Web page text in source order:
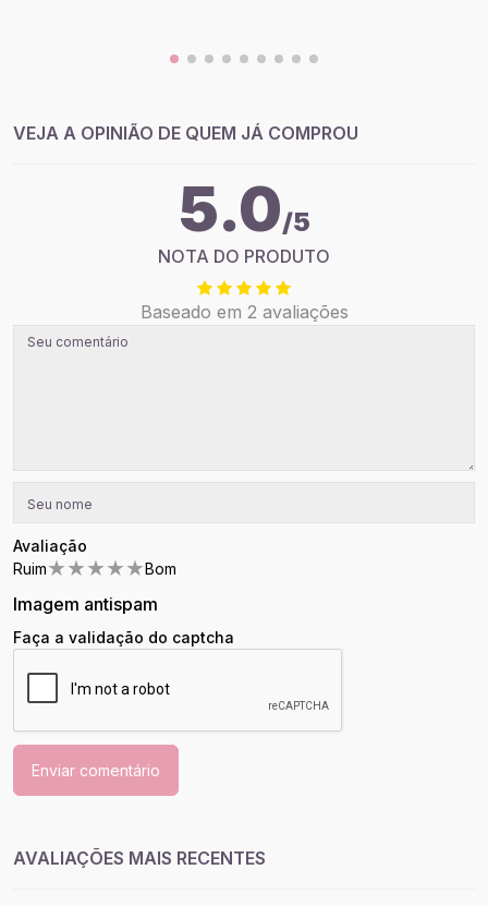
VEJA A OPINIÃO DE QUEM JÁ COMPROU
5.0/5
NOTA DO PRODUTO
Baseado em 2 avaliações
Avaliação
Ruim★★★★★Bom
Imagem antispam
Faça a validação do captcha
Enviar comentário
AVALIAÇÕES MAIS RECENTES